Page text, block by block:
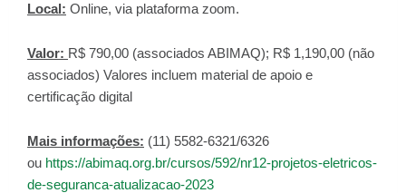
Local: Online, via plataforma zoom.
Valor: R$ 790,00 (associados ABIMAQ); R$ 1,190,00 (não
associados) Valores incluem material de apoio e
certificação digital
Mais informações: (11) 5582-6321/6326
ou https://abimaq.org.br/cursos/592/nr12-projetos-eletricos-
de-seguranca-atualizacao-2023